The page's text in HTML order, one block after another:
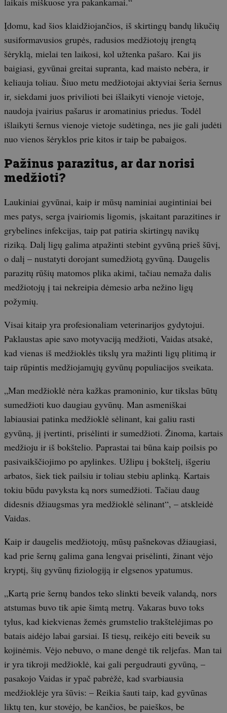
Įdomu, kad šios klaidžiojančios, iš skirtingų bandų likučių
susiformavusios grupės, radusios medžiotojų įrengtą
šėryklą, mielai ten laikosi, kol užtenka pašaro. Kai jis
baigiasi, gyvūnai greitai supranta, kad maisto nebėra, ir
keliauja toliau. Šiuo metu medžiotojai aktyviai šeria šernus
ir, siekdami juos privilioti bei išlaikyti vienoje vietoje,
naudoja įvairius pašarus ir aromatinius priedus. Todėl
išlaikyti šernus vienoje vietoje sudėtinga, nes jie gali judėti
nuo vienos šėryklos prie kitos ir taip be pabaigos.
Pažinus parazitus, ar dar norisi
medžioti?
Laukiniai gyvūnai, kaip ir mūsų naminiai augintiniai bei
mes patys, serga įvairiomis ligomis, įskaitant parazitines ir
grybelines infekcijas, taip pat patiria skirtingų navikų
riziką. Dalį ligų galima atpažinti stebint gyvūną prieš šūvį,
o dalį – nustatyti dorojant sumedžiotą gyvūną. Daugelis
parazitų rūšių matomos plika akimi, tačiau nemaža dalis
medžiotojų į tai nekreipia dėmesio arba nežino ligų
požymių.
Visai kitaip yra profesionaliam veterinarijos gydytojui.
Paklaustas apie savo motyvaciją medžioti, Vaidas atsakė,
kad vienas iš medžioklės tikslų yra mažinti ligų plitimą ir
taip rūpintis medžiojamųjų gyvūnų populiacijos sveikata.
„Man medžioklė nėra kažkas pramoninio, kur tikslas būtų
sumedžioti kuo daugiau gyvūnų. Man asmeniškai
labiausiai patinka medžioklė sėlinant, kai galiu rasti
gyvūną, jį įvertinti, prisėlinti ir sumedžioti. Žinoma, kartais
medžioju ir iš bokštelio. Paprastai tai būna kaip poilsis po
pasivaikščiojimo po apylinkes. Užlipu į bokštelį, išgeriu
arbatos, šiek tiek pailsiu ir toliau stebiu aplinką. Kartais
tokiu būdu pavyksta ką nors sumedžioti. Tačiau daug
didesnis džiaugsmas yra medžioklė sėlinant“, – atskleidė
Vaidas.
Kaip ir daugelis medžiotojų, mūsų pašnekovas džiaugiasi,
kad prie šernų galima gana lengvai prisėlinti, žinant vėjo
kryptį, šių gyvūnų fiziologiją ir elgsenos ypatumus.
„Kartą prie šernų bandos teko slinkti beveik valandą, nors
atstumas buvo tik apie šimtą metrų. Vakaras buvo toks
tylus, kad kiekvienas žemės grumstelio trakštelėjimas po
batais aidėjo labai garsiai. Iš tiesų, reikėjo eiti beveik su
kojinėmis. Vėjo nebuvo, o mane dengė tik reljefas. Man tai
ir yra tikroji medžioklė, kai gali pergudrauti gyvūną, –
pasakojo Vaidas ir ypač pabrėžė, kad svarbiausia
medžioklėje yra šūvis: – Reikia šauti taip, kad gyvūnas
liktų ten, kur stovėjo, be kančios, be paieškos, be